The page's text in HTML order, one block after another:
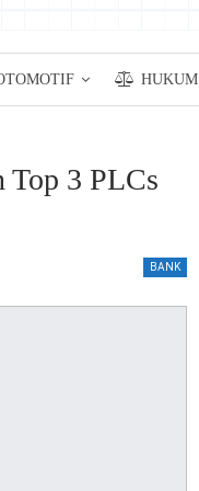
HUKUM
Top 3 PLCs
BANK